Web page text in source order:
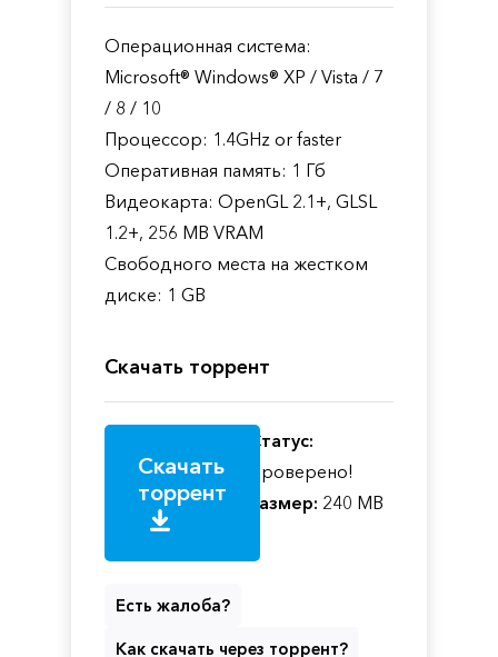
Операционная система:
Microsoft® Windows® XP / Vista / 7
/ 8 / 10
Процессор: 1.4GHz or faster
Оперативная память: 1 Гб
Видеокарта: OpenGL 2.1+, GLSL
1.2+, 256 MB VRAM
Свободного места на жестком
диске: 1 GB
Скачать торрент
Скачать
торрент
Статус:
Проверено!
Размер: 240 MB
Есть жалоба?
Как скачать через торрент?